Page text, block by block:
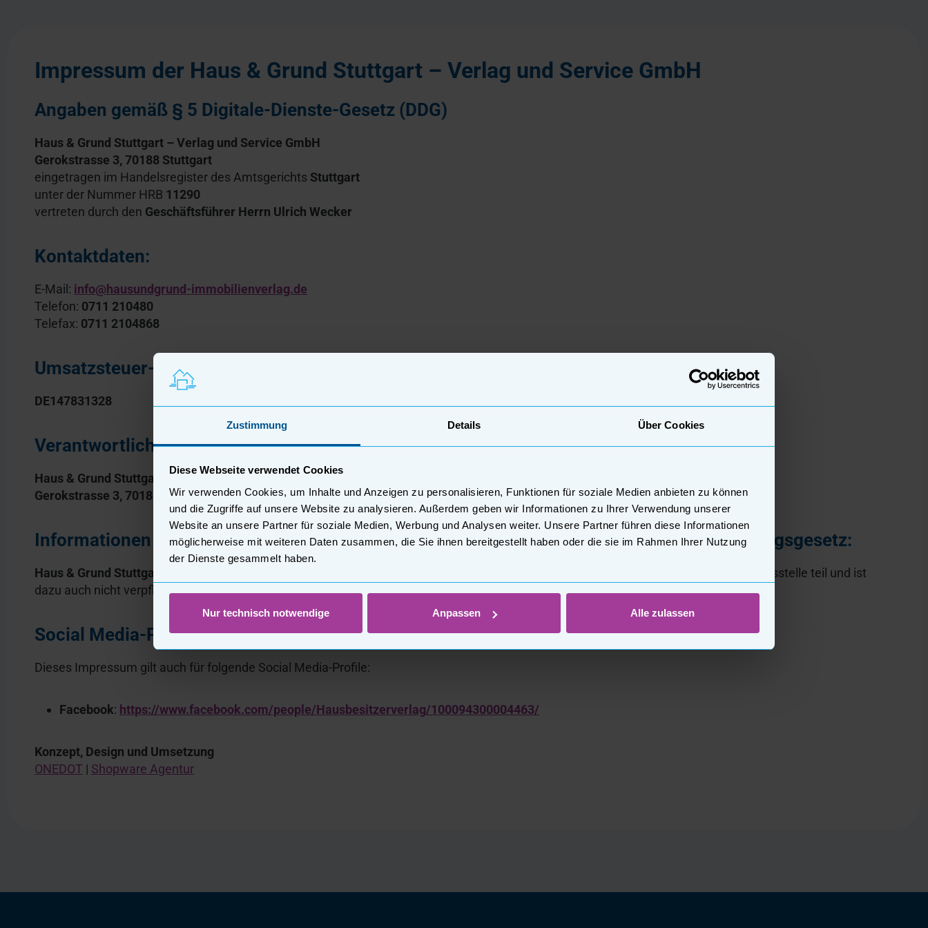
Zustimmung Details Über Cookies
Diese Webseite verwendet Cookies
Wir verwenden Cookies, um Inhalte und Anzeigen zu personalisieren, Funktionen für soziale Medien anbieten zu können
und die Zugriffe auf unsere Website zu analysieren. Außerdem geben wir Informationen zu Ihrer Verwendung unserer
Website an unsere Partner für soziale Medien, Werbung und Analysen weiter. Unsere Partner führen diese Informationen
möglicherweise mit weiteren Daten zusammen, die Sie ihnen bereitgestellt haben oder die sie im Rahmen Ihrer Nutzung
der Dienste gesammelt haben.
Nur technisch notwendige Anpassen Alle zulassen
Impressum der Haus & Grund Stuttgart – Verlag und Service GmbH
Angaben gemäß § 5 Digitale-Dienste-Gesetz (DDG)
Haus & Grund Stuttgart – Verlag und Service GmbH
Gerokstrasse 3, 70188 Stuttgart
eingetragen im Handelsregister des Amtsgerichts Stuttgart
unter der Nummer HRB 11290
vertreten durch den Geschäftsführer Herrn Ulrich Wecker
Kontaktdaten:
E-Mail: info@hausundgrund-immobilienverlag.de
Telefon: 0711 210480
Telefax: 0711 2104868
Umsatzsteuer-Identifikationsnummer gemäß § 27 a Umsatzsteuergesetz:
DE147831328
Verantwortlicher gemäß § 18 Abs. 2 Medienstaatsvertrag:
Haus & Grund Stuttgart – Verlag und Service GmbH
Gerokstrasse 3, 70188 Stuttgart
Informationen zur außergerichtlichen Streitbeilegung nach § 36 Verbraucherstreitbeilegungsgesetz:
Haus & Grund Stuttgart – Verlag und Service GmbH
nimmt nicht an einem Streitbeilegungsverfahren vor einer Verbraucherschlichtungsstelle teil und ist
dazu auch nicht verpflichtet.
Social Media-Profile
Dieses Impressum gilt auch für folgende Social Media-Profile:
Facebook: https://www.facebook.com/people/Hausbesitzerverlag/100094300004463/
Konzept, Design und Umsetzung
ONEDOT | Shopware Agentur